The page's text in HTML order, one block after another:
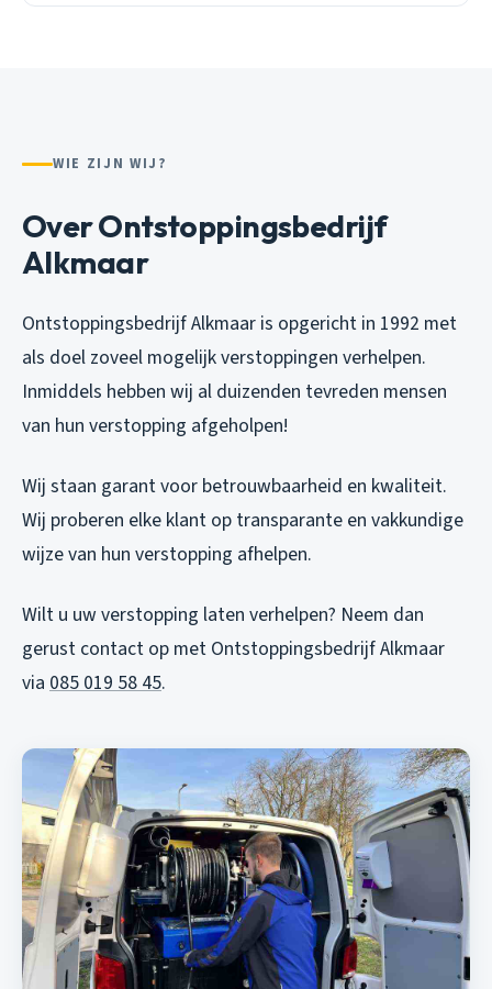
WIE ZIJN WIJ?
Over Ontstoppingsbedrijf
Alkmaar
Ontstoppingsbedrijf Alkmaar is opgericht in 1992 met
als doel zoveel mogelijk verstoppingen verhelpen.
Inmiddels hebben wij al duizenden tevreden mensen
van hun verstopping afgeholpen!
Wij staan garant voor betrouwbaarheid en kwaliteit.
Wij proberen elke klant op transparante en vakkundige
wijze van hun verstopping afhelpen.
Wilt u uw verstopping laten verhelpen? Neem dan
gerust contact op met Ontstoppingsbedrijf Alkmaar
via 085 019 58 45.